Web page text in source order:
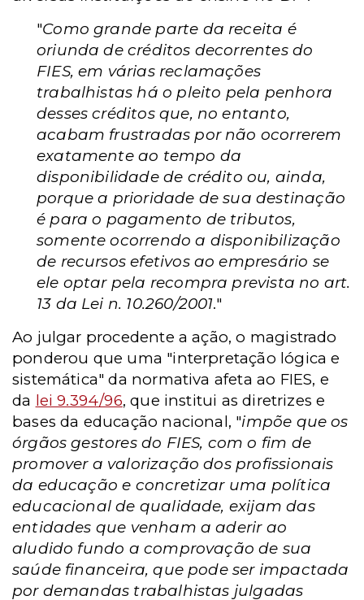
"Como grande parte da receita é
oriunda de créditos decorrentes do
FIES, em várias reclamações
trabalhistas há o pleito pela penhora
desses créditos que, no entanto,
acabam frustradas por não ocorrerem
exatamente ao tempo da
disponibilidade de crédito ou, ainda,
porque a prioridade de sua destinação
é para o pagamento de tributos,
somente ocorrendo a disponibilização
de recursos efetivos ao empresário se
ele optar pela recompra prevista no art.
13 da Lei n. 10.260/2001."
Ao julgar procedente a ação, o magistrado
ponderou que uma "interpretação lógica e
sistemática" da normativa afeta ao FIES, e
da lei 9.394/96, que institui as diretrizes e
bases da educação nacional, "impõe que os
órgãos gestores do FIES, com o fim de
promover a valorização dos profissionais
da educação e concretizar uma política
educacional de qualidade, exijam das
entidades que venham a aderir ao
aludido fundo a comprovação de sua
saúde financeira, que pode ser impactada
por demandas trabalhistas julgadas